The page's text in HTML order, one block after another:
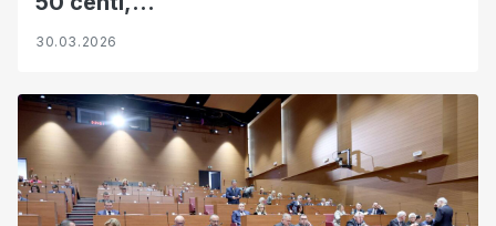
30.03.2026